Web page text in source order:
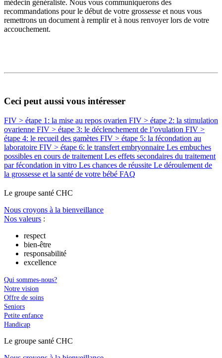
médecin généraliste. Nous vous communiquerons des
recommandations pour le début de votre grossesse et nous vous
remettrons un document à remplir et à nous renvoyer lors de votre
accouchement.
Ceci peut aussi vous intéresser
FIV > étape 1: la mise au repos ovarien FIV > étape 2: la stimulation
ovarienne FIV > étape 3: le déclenchement de l’ovulation FIV >
étape 4: le recueil des gamètes FIV > étape 5: la fécondation au
laboratoire FIV > étape 6: le transfert embryonnaire Les embuches
possibles en cours de traitement Les effets secondaires du traitement
par fécondation in vitro Les chances de réussite Le déroulement de
la grossesse et la santé de votre bébé FAQ
Le groupe santé CHC
Nous croyons à la bienveillance
Nos valeurs :
respect
bien-être
responsabilité
excellence
Qui sommes-nous?
Notre vision
Offre de soins
Seniors
Petite enfance
Handicap
Le groupe santé CHC